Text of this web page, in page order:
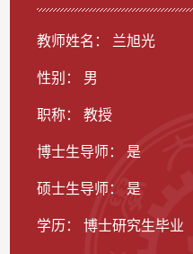
教师姓名： 兰旭光
性别： 男
职称： 教授
博士生导师： 是
硕士生导师： 是
学历： 博士研究生毕业